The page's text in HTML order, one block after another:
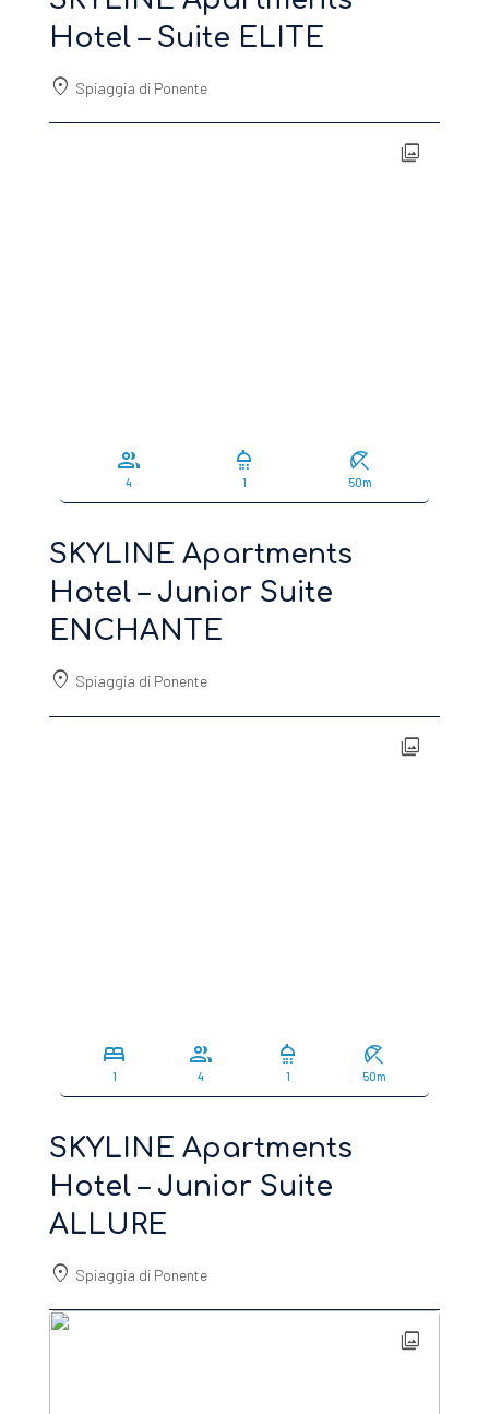
Hotel – Suite ELITE
location_on Spiaggia di Ponente
photo_library
group
4
shower
1
beach_access
50m
SKYLINE Apartments
Hotel – Junior Suite
ENCHANTE
location_on Spiaggia di Ponente
photo_library
bed
1
group
4
shower
1
beach_access
50m
SKYLINE Apartments
Hotel – Junior Suite
ALLURE
location_on Spiaggia di Ponente
photo_library